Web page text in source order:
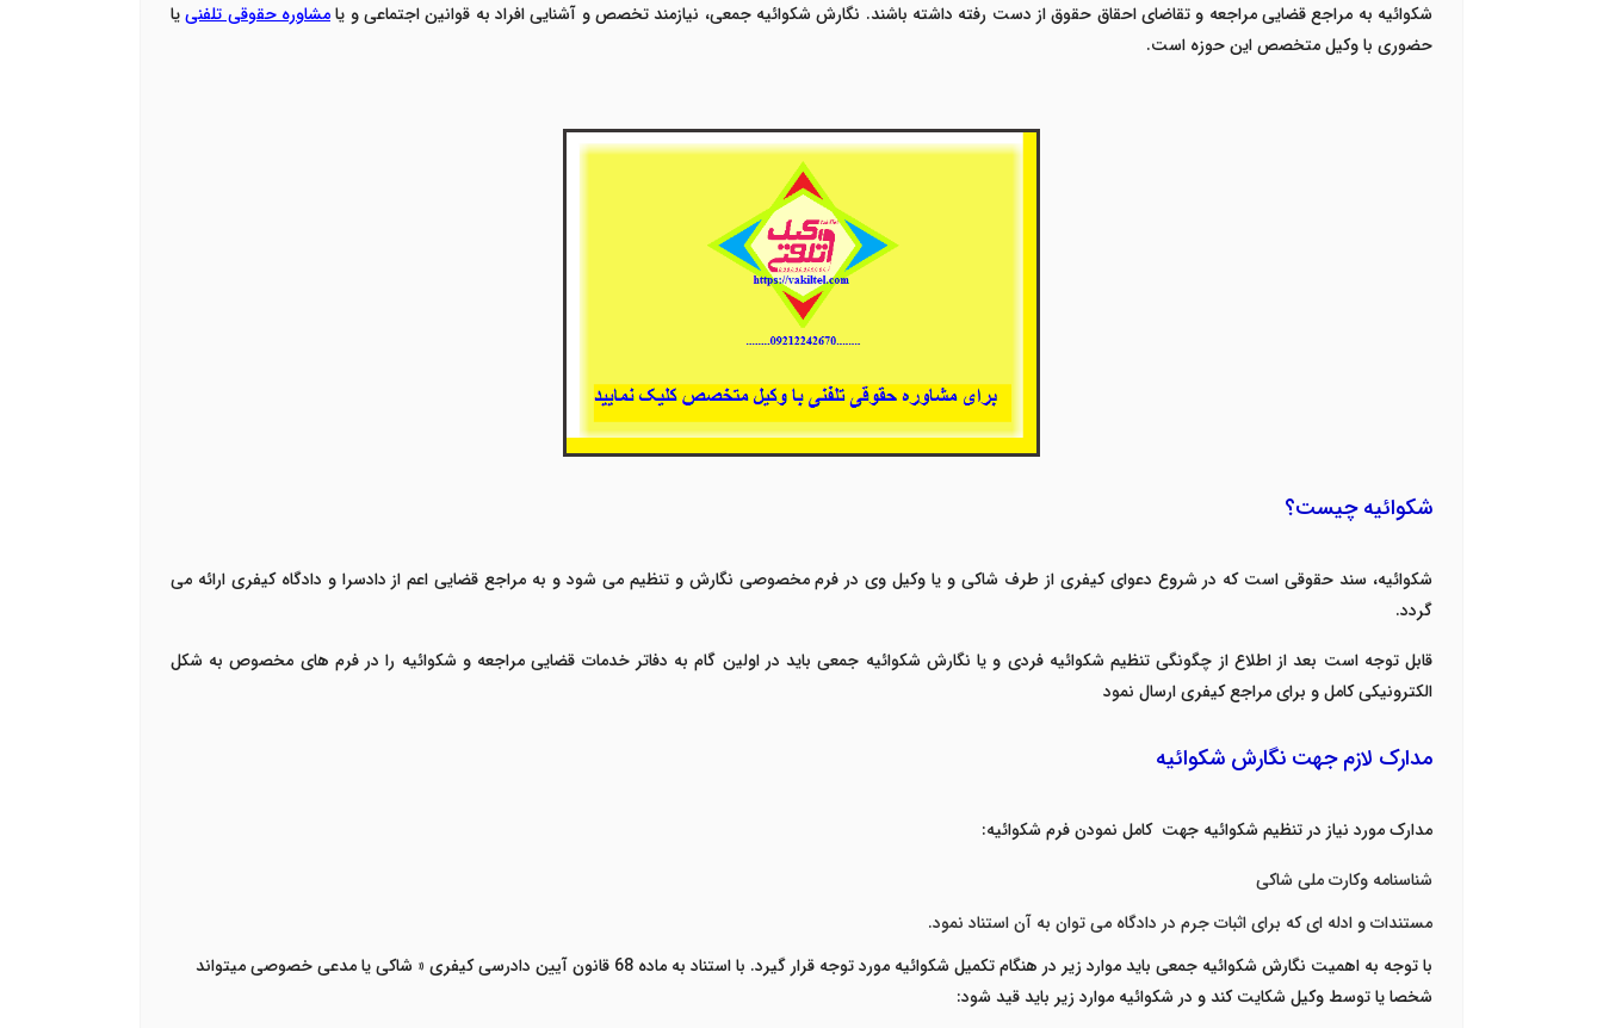
شکوائیه به مراجع قضایی مراجعه و تقاضای احقاق حقوق از دست رفته داشته باشند. نگارش شکوائیه جمعی، نیازمند تخصص و آشنایی افراد به قوانین اجتماعی و یامشاوره حقوقی تلفنییا
حضوری با وکیل متخصص این حوزه است.
شکوائیه چیست؟
شکوائیه، سند حقوقی است که در شروع دعوای کیفری از طرف شاکی و یا وکیل وی در فرم مخصوصی نگارش و تنظیم می شود و به مراجع قضایی اعم از دادسرا و دادگاه کیفری ارائه می
گردد.
قابل توجه است بعد از اطلاع از چگونگی تنظیم شکوائیه فردی و یا نگارش شکوائیه جمعی باید در اولین گام به دفاتر خدمات قضایی مراجعه و شکوائیه را در فرم های مخصوص به شکل
الکترونیکی کامل و برای مراجع کیفری ارسال نمود
مدارک لازم جهت نگارش شکوائیه
مدارک مورد نیاز در تنظیم شکوائیه جهت کامل نمودن فرم شکوائیه:
شناسنامه وکارت ملی شاکی
مستندات و ادله ای که برای اثبات جرم در دادگاه می توان به آن استناد نمود.
با توجه به اهمیت نگارش شکوائیه جمعی باید موارد زیر در هنگام تکمیل شکوائیه مورد توجه قرار گیرد.
با استناد به ماده 68 قانون آیین دادرسی کیفری « شاکی یا مدعی خصوصی میتواند
شخصا یا توسط وکیل شکایت کند و در شکوائیه موارد زیر باید قید شود: